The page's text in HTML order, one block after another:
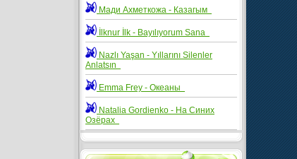
Мади Ахметкожа - Казагым
İlknur İlk - Bayılıyorum Sana
Nazlı Yaşan - Yıllarını Silenler
Anlatsın
Emma Frey - Океаны
Natalia Gordienko - На Синих
Озёрах